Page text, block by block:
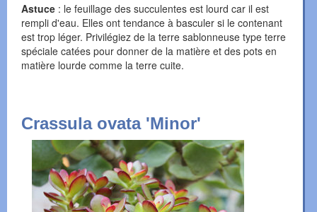
Astuce : le feuillage des succulentes est lourd car il est
rempli d'eau. Elles ont tendance à basculer si le contenant
est trop léger. Privilégiez de la terre sablonneuse type terre
spéciale catées pour donner de la matière et des pots en
matière lourde comme la terre cuite.
Crassula ovata 'Minor'